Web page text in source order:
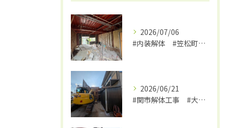
2026/07/06
#内装解体 #笠松町解体工事 #大福
2026/06/21
#関市解体工事 #大福